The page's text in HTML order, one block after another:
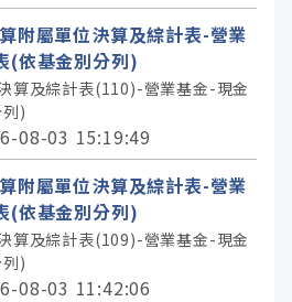
附屬單位決算及綜計表-營業
(依基金別分列)
算及綜計表(110)-營業基金-現金
)
08-03 15:19:49
附屬單位決算及綜計表-營業
(依基金別分列)
算及綜計表(109)-營業基金-現金
)
08-03 11:42:06